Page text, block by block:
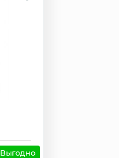
Выгодно